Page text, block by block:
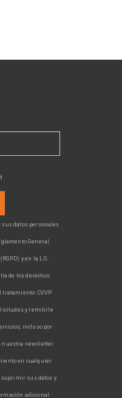
datos personales
General
y en la L.O.
de los derechos
tratamiento: CVVP
y remitirle
incluso por
nuestra newsletter.
en cualquier
suprimir sus datos y
adicional: